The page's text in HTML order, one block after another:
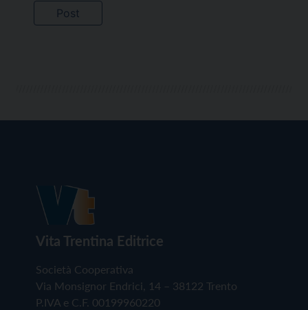
Vita Trentina Editrice
Società Cooperativa
Via Monsignor Endrici, 14 – 38122 Trento
P.IVA e C.F. 00199960220